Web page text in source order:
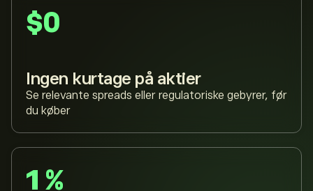
$0
Ingen kurtage på aktier
Se relevante spreads eller regulatoriske gebyrer, før
du køber
1 %